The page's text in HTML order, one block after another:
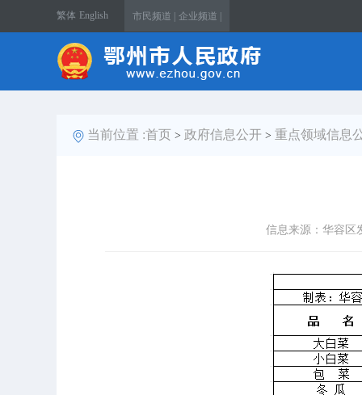
繁体 English 市民频道 | 企业频道 |
当前位置 :首页 > 政府信息公开 > 重点领域信息
信息来源：华容区